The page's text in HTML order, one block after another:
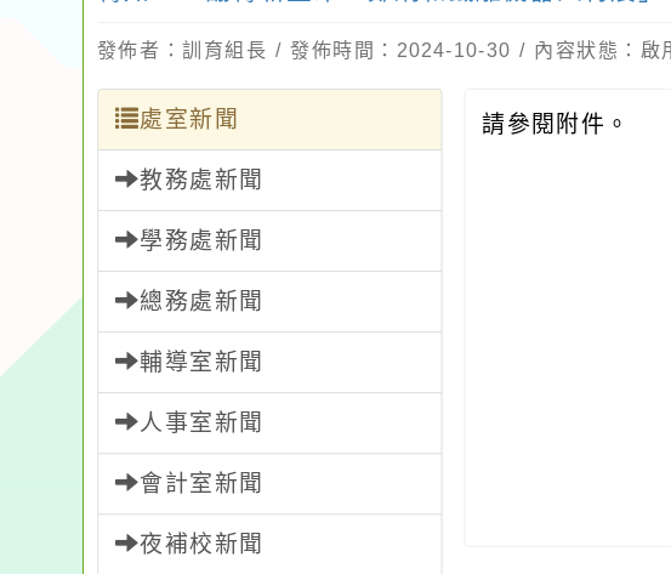
發佈者：訓育組長 / 發佈時間：2024-10-30 / 內容狀態：啟
處室新聞
教務處新聞
學務處新聞
總務處新聞
輔導室新聞
人事室新聞
會計室新聞
夜補校新聞
請參閱附件。